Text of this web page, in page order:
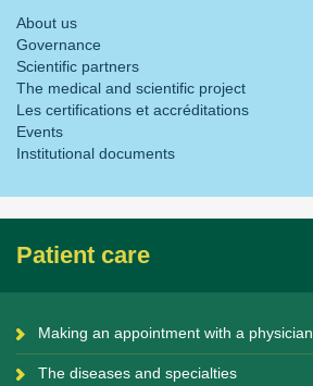
About us
Governance
Scientific partners
The medical and scientific project
Les certifications et accréditations
Events
Institutional documents
Patient care
Making an appointment with a physician
The diseases and specialties